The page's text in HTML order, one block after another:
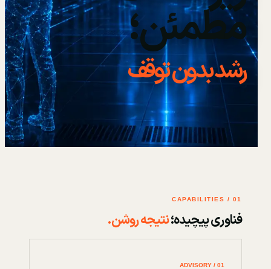
مطمئن؛
رشد بدون توقف
01 / CAPABILITIES
فناوری پیچیده؛نتیجه روشن.
01 / ADVISORY